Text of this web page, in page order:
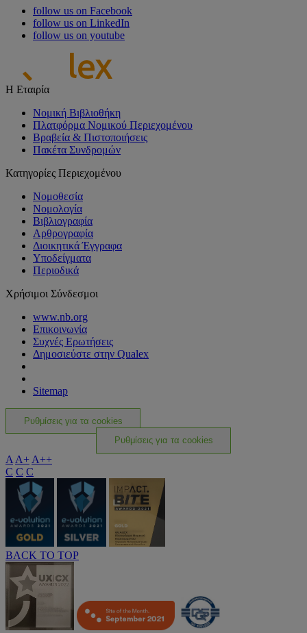
follow us on Facebook
follow us on LinkedIn
follow us on youtube
Η Εταιρία
Νομική Βιβλιοθήκη
Πλατφόρμα Νομικού Περιεχομένου
Βραβεία & Πιστοποιήσεις
Πακέτα Συνδρομών
Κατηγορίες Περιεχομένου
Νομοθεσία
Νομολογία
Βιβλιογραφία
Αρθρογραφία
Διοικητικά Έγγραφα
Υποδείγματα
Περιοδικά
Χρήσιμοι Σύνδεσμοι
www.nb.org
Επικοινωνία
Συχνές Ερωτήσεις
Δημοσιεύστε στην Qualex
Sitemap
Ρυθμίσεις για τα cookies
Ρυθμίσεις για τα cookies
A A+ A++
C C C
BACK TO TOP